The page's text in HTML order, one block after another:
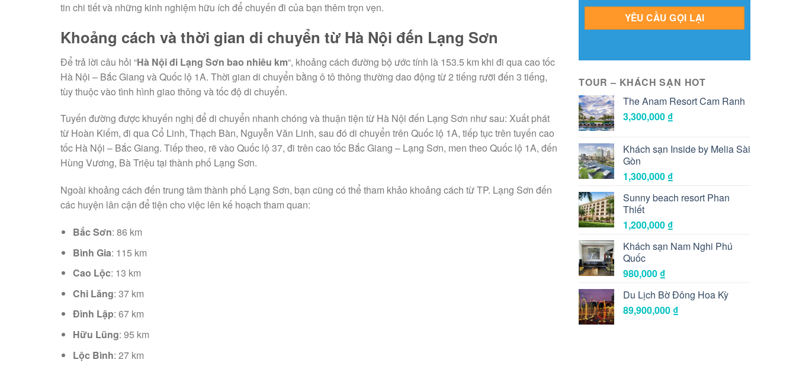
tin chi tiết và những kinh nghiệm hữu ích để chuyến đi của bạn thêm trọn vẹn.
Khoảng cách và thời gian di chuyển từ Hà Nội đến Lạng Sơn
Để trả lời câu hỏi “Hà Nội đi Lạng Sơn bao nhiêu km“, khoảng cách đường bộ ước tính là 153.5 km khi đi qua cao tốc
Hà Nội – Bắc Giang và Quốc lộ 1A. Thời gian di chuyển bằng ô tô thông thường dao động từ 2 tiếng rưỡi đến 3 tiếng,
tùy thuộc vào tình hình giao thông và tốc độ di chuyển.
Tuyến đường được khuyến nghị để di chuyển nhanh chóng và thuận tiện từ Hà Nội đến Lạng Sơn như sau: Xuất phát
từ Hoàn Kiếm, đi qua Cổ Linh, Thạch Bàn, Nguyễn Văn Linh, sau đó di chuyển trên Quốc lộ 1A, tiếp tục trên tuyến cao
tốc Hà Nội – Bắc Giang. Tiếp theo, rẽ vào Quốc lộ 37, đi trên cao tốc Bắc Giang – Lạng Sơn, men theo Quốc lộ 1A, đến
Hùng Vương, Bà Triệu tại thành phố Lạng Sơn.
Ngoài khoảng cách đến trung tâm thành phố Lạng Sơn, bạn cũng có thể tham khảo khoảng cách từ TP. Lạng Sơn đến
các huyện lân cận để tiện cho việc lên kế hoạch tham quan:
Bắc Sơn: 86 km
Bình Gia: 115 km
Cao Lộc: 13 km
Chi Lăng: 37 km
Đình Lập: 67 km
Hữu Lũng: 95 km
Lộc Bình: 27 km
TOUR – KHÁCH SẠN HOT
The Anam Resort Cam Ranh
3,300,000 ₫
Khách sạn Inside by Melia Sài
Gòn
1,300,000 ₫
Sunny beach resort Phan
Thiết
1,200,000 ₫
Khách sạn Nam Nghi Phú
Quốc
980,000 ₫
Du Lịch Bờ Đông Hoa Kỳ
89,900,000 ₫